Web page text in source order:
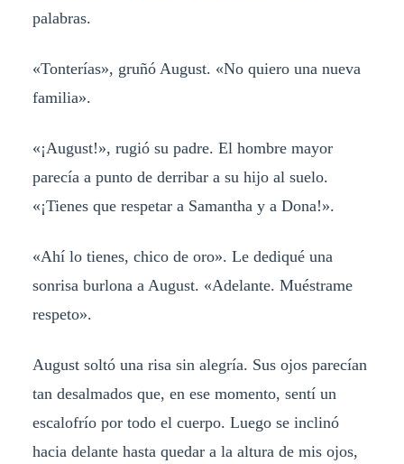
palabras.
«Tonterías», gruñó August. «No quiero una nueva
familia».
«¡August!», rugió su padre. El hombre mayor
parecía a punto de derribar a su hijo al suelo.
«¡Tienes que respetar a Samantha y a Dona!».
«Ahí lo tienes, chico de oro». Le dediqué una
sonrisa burlona a August. «Adelante. Muéstrame
respeto».
August soltó una risa sin alegría. Sus ojos parecían
tan desalmados que, en ese momento, sentí un
escalofrío por todo el cuerpo. Luego se inclinó
hacia delante hasta quedar a la altura de mis ojos,